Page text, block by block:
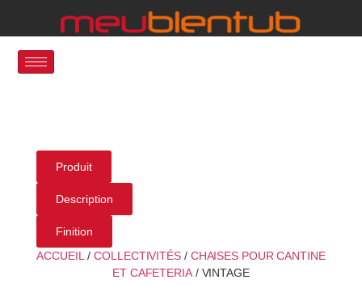
Produit
Description
Finition
ACCUEIL /COLLECTIVITÉS / CHAISES POUR CANTINE
ET CAFETERIA/ VINTAGE